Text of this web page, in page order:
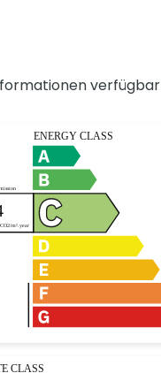
verfügbar